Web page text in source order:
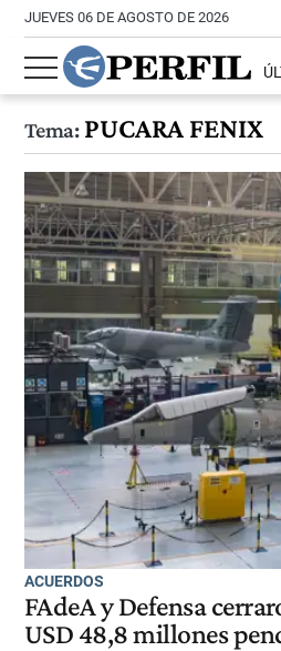
JUEVES 06 DE AGOSTO DE 2026
Tema:PUCARA FENIX
ACUERDOS
FAdeA y Defensa
USD 48,8 millones